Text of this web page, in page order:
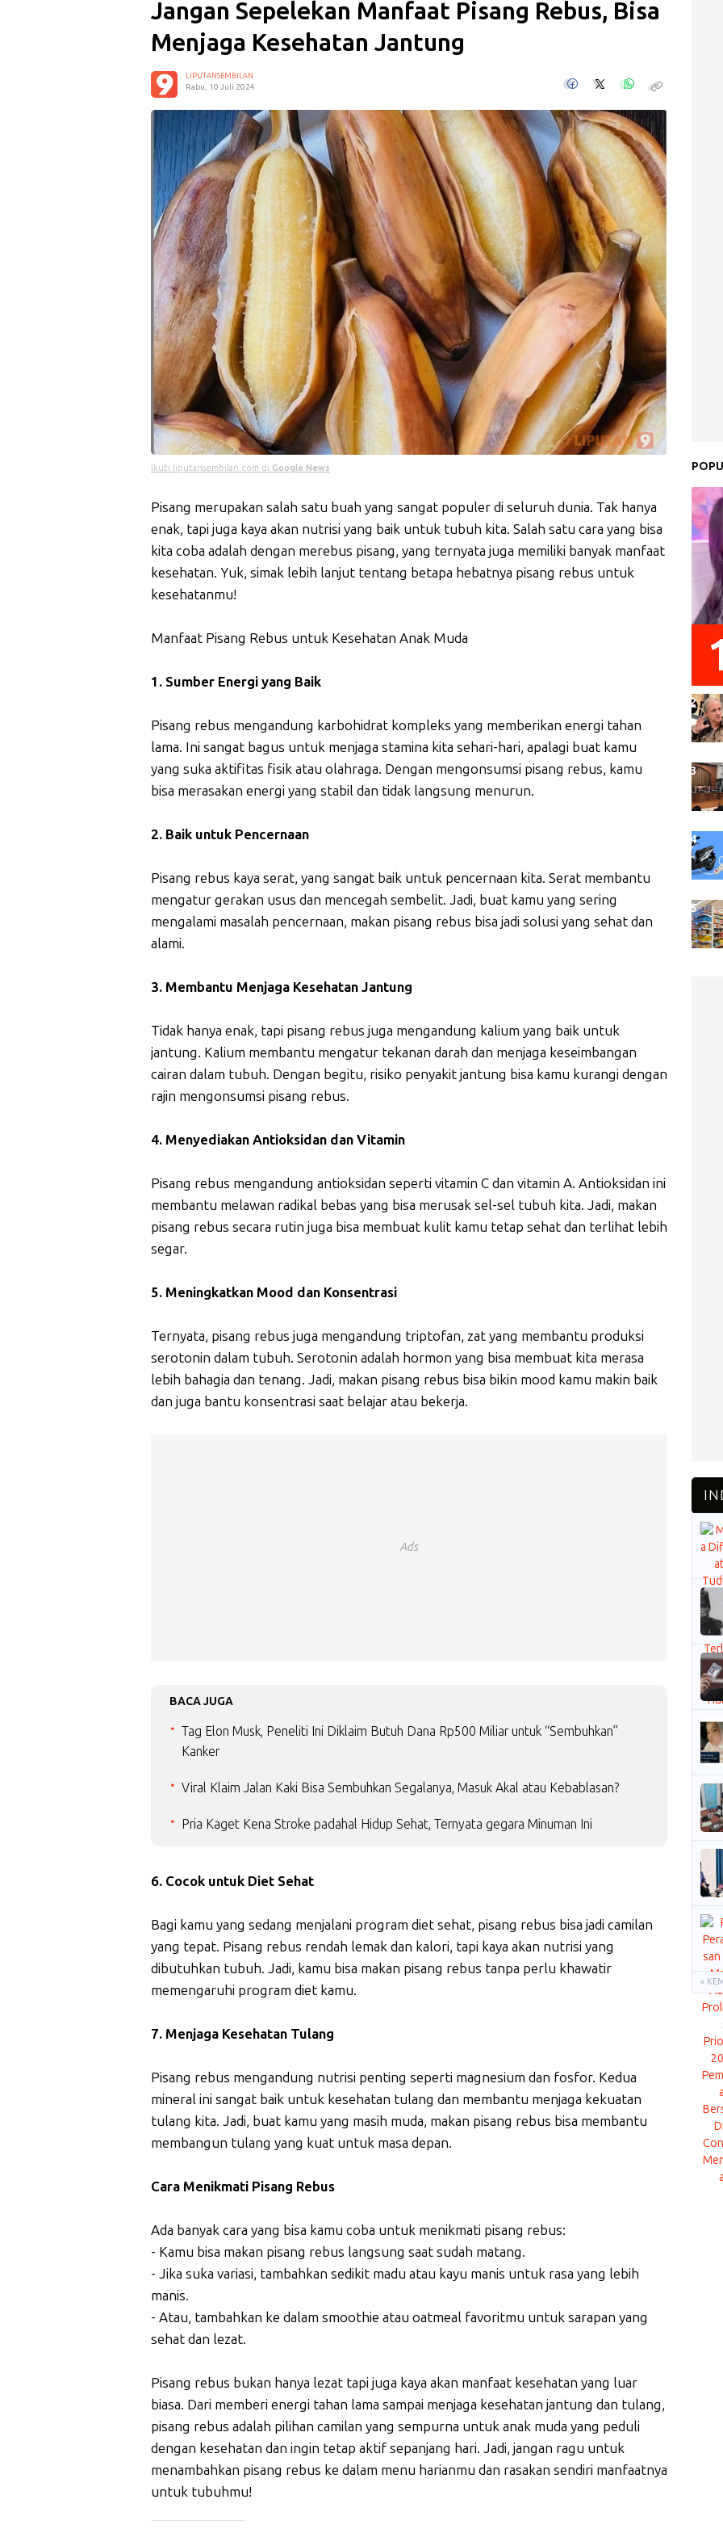
Jangan Sepelekan Manfaat Pisang Rebus, Bisa
Menjaga Kesehatan Jantung
LIPUTANSEMBILAN
Rabu, 10 Juli 2024
Ikuti liputansembilan.com di Google News
Pisang merupakan salah satu buah yang sangat populer di seluruh dunia. Tak hanya
enak, tapi juga kaya akan nutrisi yang baik untuk tubuh kita. Salah satu cara yang bisa
kita coba adalah dengan merebus pisang, yang ternyata juga memiliki banyak manfaat
kesehatan. Yuk, simak lebih lanjut tentang betapa hebatnya pisang rebus untuk
kesehatanmu!
Manfaat Pisang Rebus untuk Kesehatan Anak Muda
1. Sumber Energi yang Baik
Pisang rebus mengandung karbohidrat kompleks yang memberikan energi tahan
lama. Ini sangat bagus untuk menjaga stamina kita sehari-hari, apalagi buat kamu
yang suka aktifitas fisik atau olahraga. Dengan mengonsumsi pisang rebus, kamu
bisa merasakan energi yang stabil dan tidak langsung menurun.
2. Baik untuk Pencernaan
Pisang rebus kaya serat, yang sangat baik untuk pencernaan kita. Serat membantu
mengatur gerakan usus dan mencegah sembelit. Jadi, buat kamu yang sering
mengalami masalah pencernaan, makan pisang rebus bisa jadi solusi yang sehat dan
alami.
3. Membantu Menjaga Kesehatan Jantung
Tidak hanya enak, tapi pisang rebus juga mengandung kalium yang baik untuk
jantung. Kalium membantu mengatur tekanan darah dan menjaga keseimbangan
cairan dalam tubuh. Dengan begitu, risiko penyakit jantung bisa kamu kurangi dengan
rajin mengonsumsi pisang rebus.
4. Menyediakan Antioksidan dan Vitamin
Pisang rebus mengandung antioksidan seperti vitamin C dan vitamin A. Antioksidan ini
membantu melawan radikal bebas yang bisa merusak sel-sel tubuh kita. Jadi, makan
pisang rebus secara rutin juga bisa membuat kulit kamu tetap sehat dan terlihat lebih
segar.
5. Meningkatkan Mood dan Konsentrasi
Ternyata, pisang rebus juga mengandung triptofan, zat yang membantu produksi
serotonin dalam tubuh. Serotonin adalah hormon yang bisa membuat kita merasa
lebih bahagia dan tenang. Jadi, makan pisang rebus bisa bikin mood kamu makin baik
dan juga bantu konsentrasi saat belajar atau bekerja.
Ads
BACA JUGA
Tag Elon Musk, Peneliti Ini Diklaim Butuh Dana Rp500 Miliar untuk “Sembuhkan”
Kanker
Viral Klaim Jalan Kaki Bisa Sembuhkan Segalanya, Masuk Akal atau Kebablasan?
Pria Kaget Kena Stroke padahal Hidup Sehat, Ternyata gegara Minuman Ini
6. Cocok untuk Diet Sehat
Bagi kamu yang sedang menjalani program diet sehat, pisang rebus bisa jadi camilan
yang tepat. Pisang rebus rendah lemak dan kalori, tapi kaya akan nutrisi yang
dibutuhkan tubuh. Jadi, kamu bisa makan pisang rebus tanpa perlu khawatir
memengaruhi program diet kamu.
7. Menjaga Kesehatan Tulang
Pisang rebus mengandung nutrisi penting seperti magnesium dan fosfor. Kedua
mineral ini sangat baik untuk kesehatan tulang dan membantu menjaga kekuatan
tulang kita. Jadi, buat kamu yang masih muda, makan pisang rebus bisa membantu
membangun tulang yang kuat untuk masa depan.
Cara Menikmati Pisang Rebus
Ada banyak cara yang bisa kamu coba untuk menikmati pisang rebus:
- Kamu bisa makan pisang rebus langsung saat sudah matang.
- Jika suka variasi, tambahkan sedikit madu atau kayu manis untuk rasa yang lebih
manis.
- Atau, tambahkan ke dalam smoothie atau oatmeal favoritmu untuk sarapan yang
sehat dan lezat.
Pisang rebus bukan hanya lezat tapi juga kaya akan manfaat kesehatan yang luar
biasa. Dari memberi energi tahan lama sampai menjaga kesehatan jantung dan tulang,
pisang rebus adalah pilihan camilan yang sempurna untuk anak muda yang peduli
dengan kesehatan dan ingin tetap aktif sepanjang hari. Jadi, jangan ragu untuk
menambahkan pisang rebus ke dalam menu harianmu dan rasakan sendiri manfaatnya
untuk tubuhmu!
«